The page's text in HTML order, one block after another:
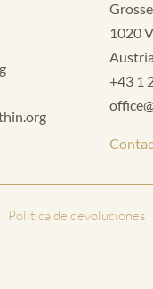
1020
+43 1
Política de devoluciones